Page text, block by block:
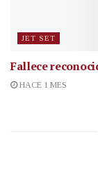
JET SET
Fallece
HACE 1 MES